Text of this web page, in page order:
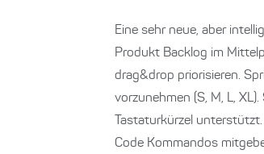
Eine sehr neue, aber
Produkt Backlog im
drag&drop priorisieren.
vorzunehmen (S, M, L,
Tastaturkürzel
Code Kommandos